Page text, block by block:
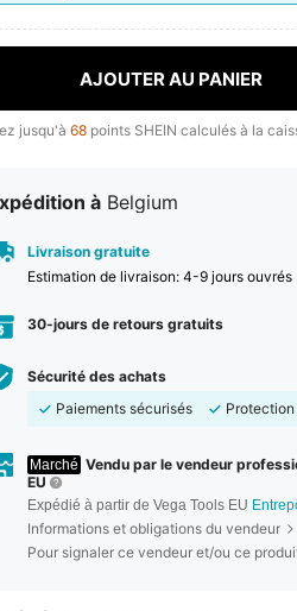
AJOUTER AU PANIER
jusqu'à 68 points SHEIN calculés à la
à Belgium
Livraison gratuite
Estimation de livraison: 4-9 jours ouvrés
30-jours de retours gratuits
Sécurité des achats
Paiements sécurisés
Marché Vendu par le vendeur
EU
Expédié à partir de Vega Tools EU
Informations et obligations du vendeur
Pour signaler ce vendeur et/ou ce